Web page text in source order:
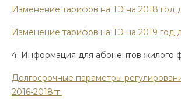
Изменение тарифов на ТЭ на 2018 год
Изменение тарифов на ТЭ на 2019 год
4. Информация для абонентов жилого
Долгосрочные параметры
2016-2018гг.